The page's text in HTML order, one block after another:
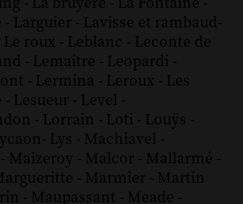
- Larguier - Lavisse et rambaud-
Le roux - Leblanc - Leconte de
- Lemaître - Leopardi -
- Lermina - Leroux - Les
- Lesueur - Level -
- Lorrain - Loti - Louÿs -
- Lys - Machiavel -
- Maizeroy - Malcor - Mallarmé -
- Marmier - Martin
- Maupassant - Meade -